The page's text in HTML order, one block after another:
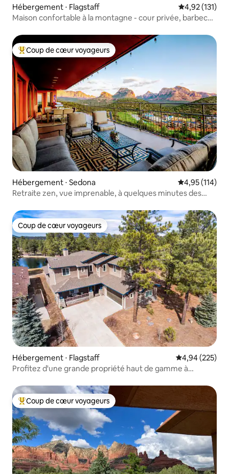
Hébergement ⋅ Flagstaff Évaluation
4,92 (131)
Maison confortable à la montagne - cour privée, barbecue
Coups de cœur voyageurs les plus appréciés
Coup de cœur voyageurs
Hébergement ⋅ Sedona Évaluation
4,95 (114)
Retraite zen, vue imprenable, à quelques minutes des
Coup de cœur voyageurs
Coup de cœur voyageurs
Hébergement ⋅ Flagstaff Évaluation
4,94 (225)
Profitez d'une grande propriété haut de gamme à
Coups de cœur voyageurs les plus appréciés
Coup de cœur voyageurs